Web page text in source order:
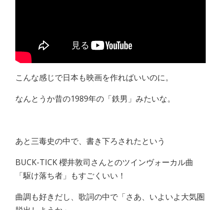
こんな感じで日本も映画を作ればいいのに。
なんとうか昔の1989年の「鉄男」みたいな。
あと三毒史の中で、書き下ろされたという
BUCK-TICK 櫻井敦司さんとのツインヴォーカル曲
「駆け落ち者」もすごくいい！
曲調も好きだし、歌詞の中で「さあ、いよいよ大気圏